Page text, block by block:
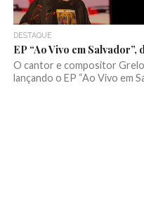
DESTAQUE
EP “Ao Vivo em
O cantor e compositor
lançando o EP “Ao Vivo em